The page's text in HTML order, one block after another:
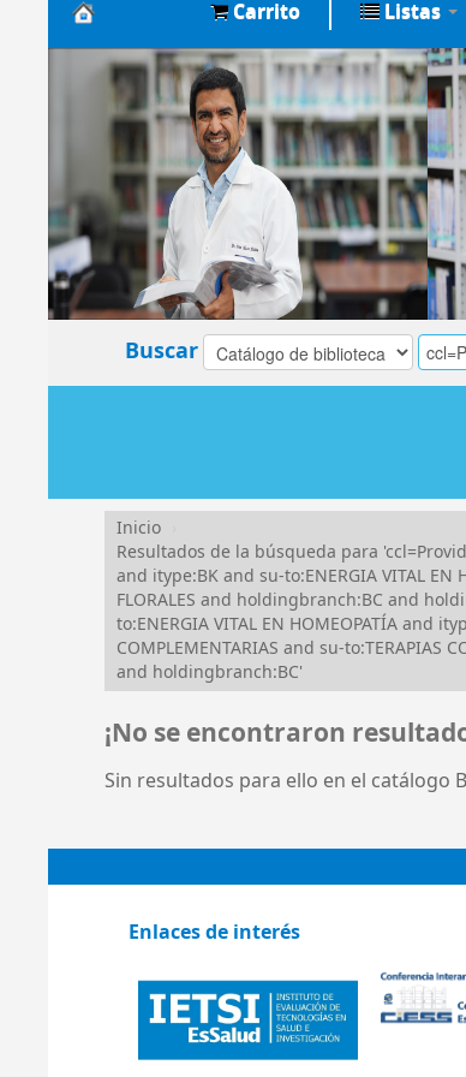
Biblioteca
Central
EsSalud
Carrito Listas
Buscar
Inicio
Resultados de la búsqueda para
and itype:BK and su-to:ENERGIA VITAL EN
FLORALES and holdingbranch:BC and
to:ENERGIA VITAL EN HOMEOPATÍA and
COMPLEMENTARIAS and su-to:TERAPIAS
and holdingbranch:BC'
¡No se encontraron
Sin resultados para ello en el catálogo
Enlaces de interés